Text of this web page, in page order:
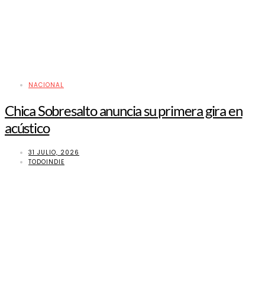
NACIONAL
Chica Sobresalto anuncia su primera gira en
acústico
31 JULIO, 2026
TODOINDIE